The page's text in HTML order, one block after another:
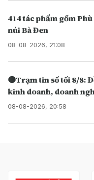
414 tác phẩm gốm
núi Bà Đen
08-08-2026, 21:08
🔴Trạm tin số tối 8/8:
kinh doanh, doanh
08-08-2026, 20:58